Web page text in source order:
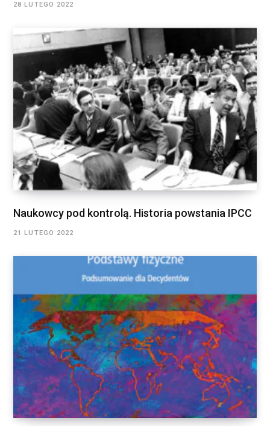
28 LUTEGO 2022
Naukowcy pod kontrolą. Historia powstania IPCC
21 LUTEGO 2022